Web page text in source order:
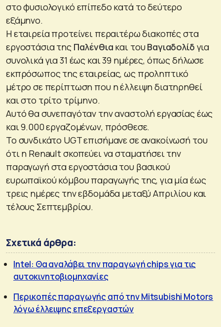
στο φυσιολογικό επίπεδο κατά το δεύτερο
εξάμηνο.
Η εταιρεία προτείνει περαιτέρω διακοπές στα
εργοστάσια της Παλένθια και τουΒαγιαδολίδ για
συνολικά για 31 έως και 39 ημέρες, όπως δήλωσε
εκπρόσωπος της εταιρείας, ως προληπτικό
μέτρο σε περίπτωση που η έλλειψη διατηρηθεί
και στο τρίτο τρίμηνο.
Αυτό θα συνεπαγόταν την αναστολή εργασίας έως
και 9.000 εργαζομένων, πρόσθεσε.
Το συνδικάτο UGT επισήμανε σε ανακοίνωσή του
ότι η Renault σκοπεύει να σταματήσει την
παραγωγή στα εργοστάσια του βασικού
ευρωπαϊκού κόμβου παραγωγής της, για μία έως
τρεις ημέρες την εβδομάδα μεταξύ Απριλίου και
τέλους Σεπτεμβρίου.
Σχετικά άρθρα:
Intel: Θα αναλάβει την παραγωγή chips για τις
αυτοκινητοβιομηχανίες
Περικοπές παραγωγής από την Mitsubishi Motors
λόγω έλλειψης επεξεργαστών